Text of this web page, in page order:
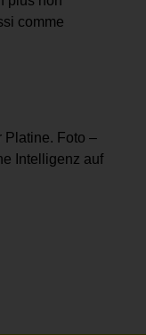
comme
Platine. Foto –
Intelligenz auf